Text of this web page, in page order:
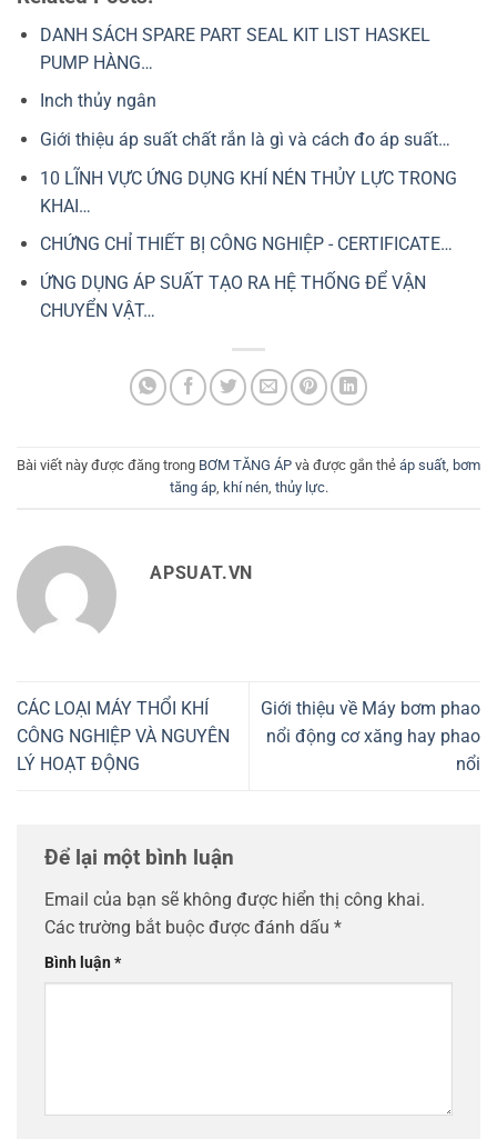
DANH SÁCH SPARE PART SEAL KIT LIST HASKEL
PUMP HÀNG…
Inch thủy ngân
Giới thiệu áp suất chất rắn là gì và cách đo áp suất…
10 LĨNH VỰC ỨNG DỤNG KHÍ NÉN THỦY LỰC TRONG
KHAI…
CHỨNG CHỈ THIẾT BỊ CÔNG NGHIỆP - CERTIFICATE…
ỨNG DỤNG ÁP SUẤT TẠO RA HỆ THỐNG ĐỂ VẬN
CHUYỂN VẬT…
Bài viết này được đăng trong BƠM TĂNG ÁP và được gắn thẻ áp suất, bơm
tăng áp, khí nén, thủy lực.
APSUAT.VN
CÁC LOẠI MÁY THỔI KHÍ
CÔNG NGHIỆP VÀ NGUYÊN
LÝ HOẠT ĐỘNG
Giới thiệu về Máy bơm phao
nổi động cơ xăng hay phao
nổi
Để lại một bình luận
Email của bạn sẽ không được hiển thị công khai.
Các trường bắt buộc được đánh dấu *
Bình luận*